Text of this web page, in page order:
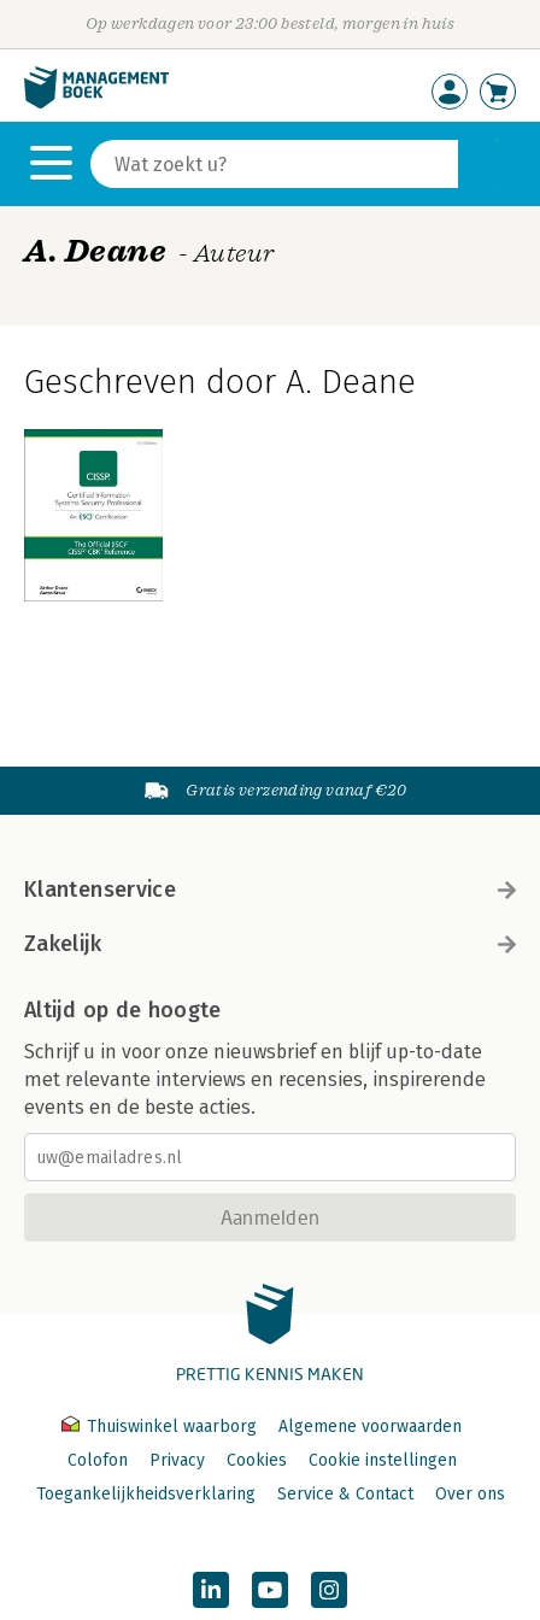
Op werkdagen voor 23:00 besteld, morgen in huis
A. Deane - Auteur
Geschreven door A. Deane
Gratis verzending vanaf €20
Klantenservice
Zakelijk
Altijd op de hoogte
Schrijf u in voor onze nieuwsbrief en blijf up-to-date
met relevante interviews en recensies, inspirerende
events en de beste acties.
Aanmelden
PRETTIG KENNIS MAKEN
Thuiswinkel waarborg
Algemene voorwaarden
Colofon
Privacy Cookies
Cookie instellingen
Toegankelijkheidsverklaring
Service & Contact Over ons